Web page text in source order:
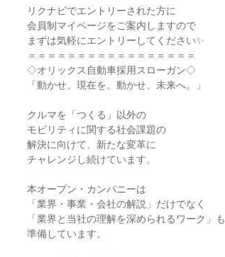
リクナビでエントリーされた方に
会員制マイページをご案内しますので
まずは気軽にエントリーしてください✨
＝＝＝＝＝＝＝＝＝＝＝＝＝＝＝＝＝
◇オリックス自動車採用スローガン◇
「動かせ、現在を。動かせ、未来へ。」
クルマを「つくる」以外の
モビリティに関する社会課題の
解決に向けて、新たな変革に
チャレンジし続けています。
本オープン・カンパニーは
「業界・事業・会社の解説」だけでなく
「業界と当社の理解を深められるワーク」も
準備しています。